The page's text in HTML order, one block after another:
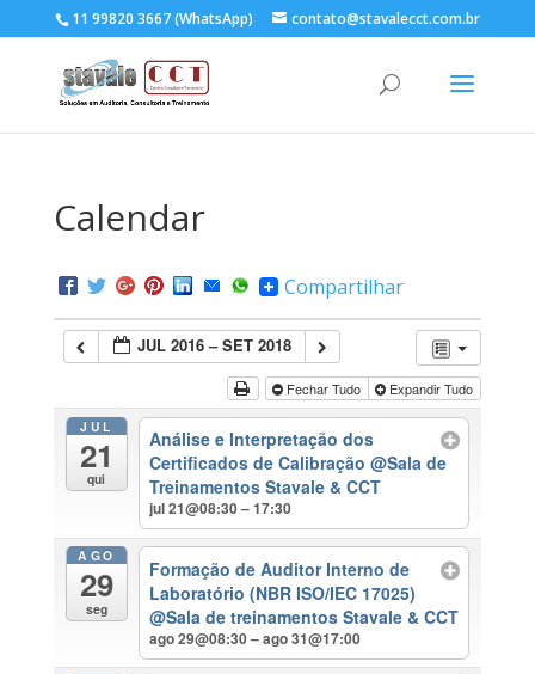
11 99820 3667 (WhatsApp) contato@stavalecct.com.br
Calendar
Compartilhar
JUL 2016 – SET 2018
Fechar Tudo Expandir Tudo
JUL
21
qui
Análise e Interpretação dos
Certificados de Calibração@Sala de
Treinamentos Stavale & CCT
jul 21@08:30 – 17:30
AGO
29
seg
Formação de Auditor Interno de
Laboratório (NBR ISO/IEC 17025)
@Sala de treinamentos Stavale & CCT
ago 29@08:30 – ago 31@17:00